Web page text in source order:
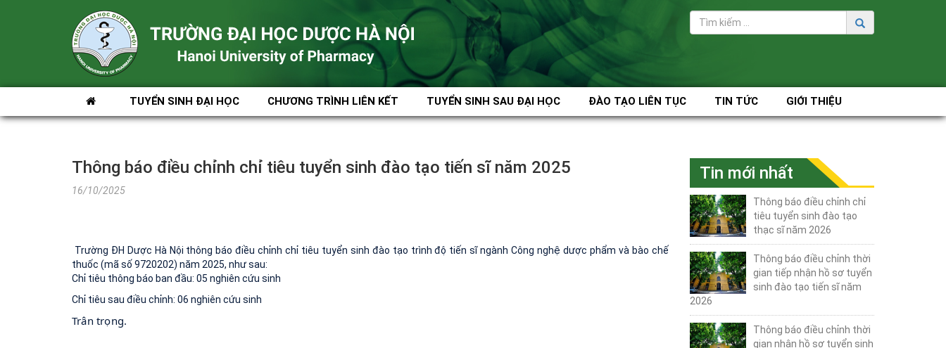
TUYỂN SINH ĐẠI HỌC CHƯƠNG TRÌNH LIÊN KẾT TUYỂN SINH SAU ĐẠI HỌC ĐÀO TẠO LIÊN TỤC TIN TỨC GIỚI THIỆU
Thông báo điều chỉnh chỉ tiêu tuyển sinh đào tạo tiến sĩ năm 2025
16/10/2025
Trường ĐH Dược Hà Nội thông báo điều chỉnh chỉ tiêu tuyển sinh đào tạo trình độ tiến sĩ ngành Công nghệ dược phẩm và bào chế
thuốc (mã số 9720202) năm 2025, như sau:
Chỉ tiêu thông báo ban đầu: 05 nghiên cứu sinh
Chỉ tiêu sau điều chỉnh: 06 nghiên cứu sinh
Trân trọng.
Tin mới nhất
Thông báo điều chỉnh chỉ
tiêu tuyển sinh đào tạo
thạc sĩ năm 2026
Thông báo điều chỉnh thời
gian tiếp nhận hồ sơ tuyển
sinh đào tạo tiến sĩ năm
2026
Thông báo điều chỉnh thời
gian nhận hồ sơ tuyển sinh